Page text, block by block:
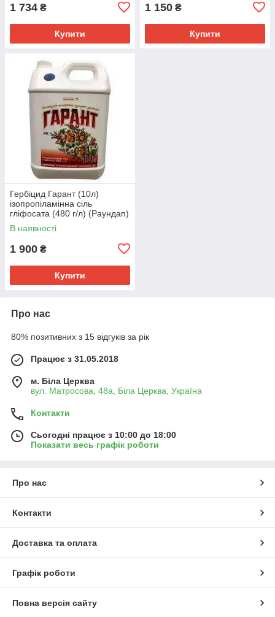
1 734 ₴
Купити
1 150 ₴
Купити
Гербіцид Гарант (10л)
ізопропіламінна сіль
гліфосата (480 г/л) (Раундап)
В наявності
1 900 ₴
Купити
Про нас
80% позитивних з 15 відгуків за рік
Працює з 31.05.2018
м. Біла Церква
вул. Матросова, 48а, Біла Церква, Україна
Контакти
Сьогодні працює з 10:00 до 18:00
Показати весь графік роботи
Про нас
Контакти
Доставка та оплата
Графік роботи
Повна версія сайту